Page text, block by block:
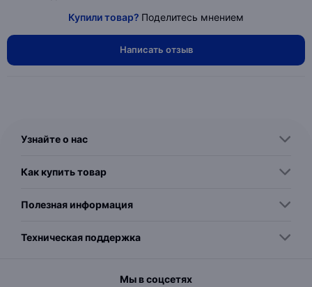
Купили товар? Поделитесь мнением
Написать отзыв
Узнайте о нас
Как купить товар
Полезная информация
Техническая поддержка
Мы в соцсетях